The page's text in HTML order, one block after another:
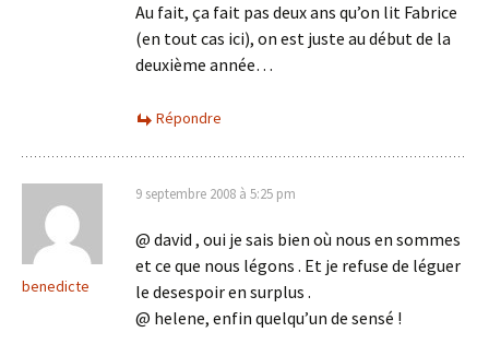
Au fait, ça fait pas deux ans qu’on lit Fabrice
(en tout cas ici), on est juste au début de la
deuxième année…
Répondre
benedicte
9 septembre 2008 à 5:25 pm
@ david , oui je sais bien où nous en sommes
et ce que nous légons . Et je refuse de léguer
le desespoir en surplus .
@ helene, enfin quelqu’un de sensé !